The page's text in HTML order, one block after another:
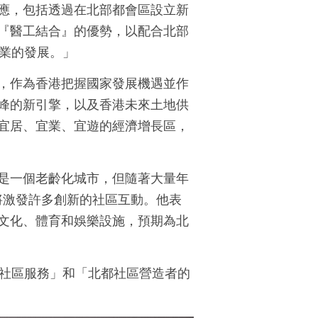
，包括透過在北部都會區設立新
醫工結合』的優勢，以配合北部
的發展。」
作為香港把握國家發展機遇並作
的新引擎，以及香港未來土地供
、宜業、宜遊的經濟增長區，
一個老齡化城市，但隨著大量年
發許多創新的社區互動。他表
化、體育和娛樂設施，預期為北
區服務」和「北都社區營造者的